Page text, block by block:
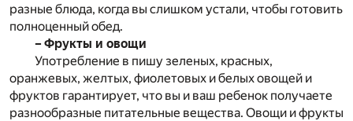
разные блюда, когда вы слишком устали, чтобы готовить
полноценный обед.
– Фрукты и овощи
Употребление в пишу зеленых, красных,
оранжевых, желтых, фиолетовых и белых овощей и
фруктов гарантирует, что вы и ваш ребенок получаете
разнообразные питательные вещества. Овощи и фрукты